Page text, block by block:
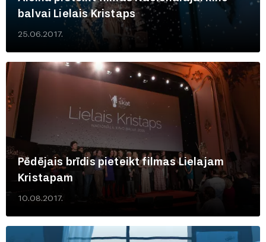
balvai Lielais Kristaps
25.06.2017.
Pēdējais brīdis pieteikt filmas Lielajam
Kristapam
10.08.2017.